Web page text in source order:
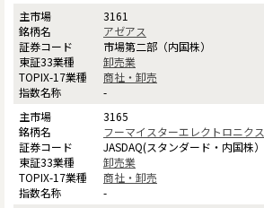
3161
アゼアス
市場第二部（内国株）
卸売業
商社・卸売
-
3165
フーマイスターエレクトロニクス
JASDAQ(スタンダード・内国株）
卸売業
商社・卸売
-